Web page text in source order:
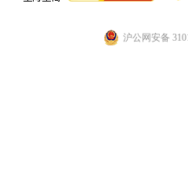
沪公网安备